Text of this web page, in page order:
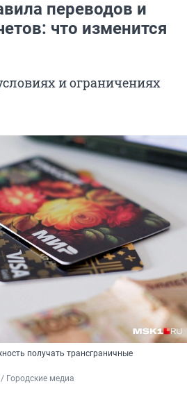
переводов и
что изменится
и ограничениях
получать трансграничные
Городские медиа